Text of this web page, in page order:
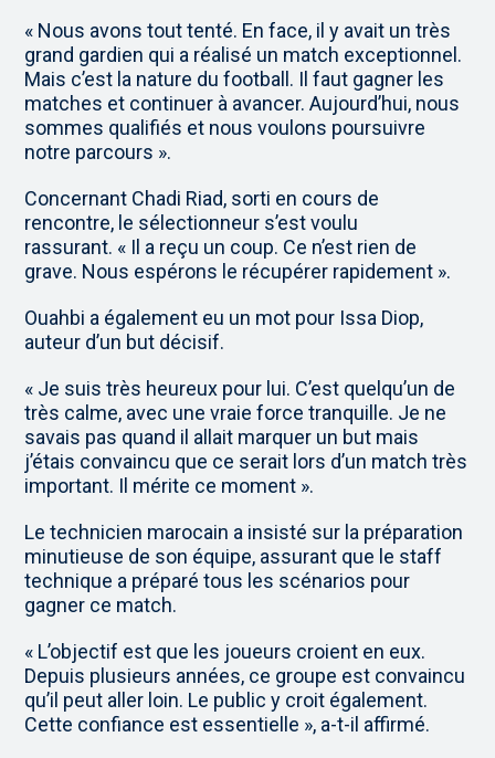
« Nous avons tout tenté. En face, il y avait un très
grand gardien qui a réalisé un match exceptionnel.
Mais c’est la nature du football. Il faut gagner les
matches et continuer à avancer. Aujourd’hui, nous
sommes qualifiés et nous voulons poursuivre
notre parcours ».
Concernant Chadi Riad, sorti en cours de
rencontre, le sélectionneur s’est voulu
rassurant. « Il a reçu un coup. Ce n’est rien de
grave. Nous espérons le récupérer rapidement ».
Ouahbi a également eu un mot pour Issa Diop,
auteur d’un but décisif.
« Je suis très heureux pour lui. C’est quelqu’un de
très calme, avec une vraie force tranquille. Je ne
savais pas quand il allait marquer un but mais
j’étais convaincu que ce serait lors d’un match très
important. Il mérite ce moment ».
Le technicien marocain a insisté sur la préparation
minutieuse de son équipe, assurant que le staff
technique a préparé tous les scénarios pour
gagner ce match.
« L’objectif est que les joueurs croient en eux.
Depuis plusieurs années, ce groupe est convaincu
qu’il peut aller loin. Le public y croit également.
Cette confiance est essentielle », a-t-il affirmé.